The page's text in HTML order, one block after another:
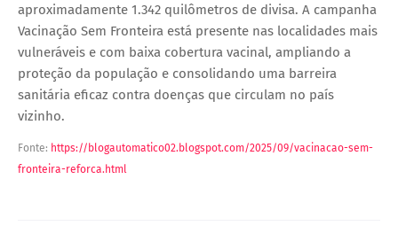
aproximadamente 1.342 quilômetros de divisa. A campanha
Vacinação Sem Fronteira está presente nas localidades mais
vulneráveis e com baixa cobertura vacinal, ampliando a
proteção da população e consolidando uma barreira
sanitária eficaz contra doenças que circulam no país
vizinho.
Fonte: https://blogautomatico02.blogspot.com/2025/09/vacinacao-sem-
fronteira-reforca.html